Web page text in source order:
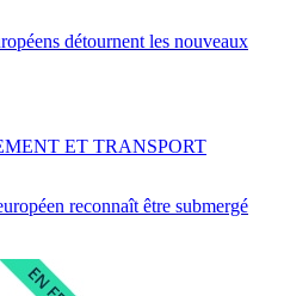
détournent les nouveaux
reconnaît être submergé
ET TRANSPORT